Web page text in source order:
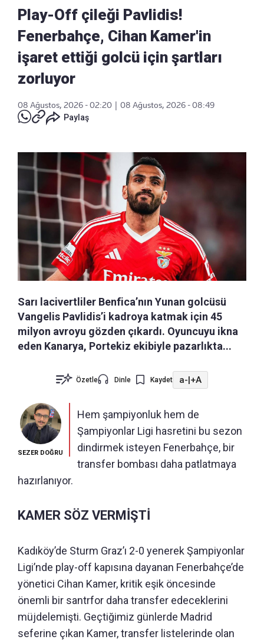
Play-Off çileği Pavlidis!
Fenerbahçe, Cihan Kamer'in
işaret ettiği golcü için şartları
zorluyor
08 Ağustos, 2026 - 02:20
08 Ağustos, 2026 - 08:49
Paylaş
Sarı lacivertliler Benfica’nın Yunan golcüsü
Vangelis Pavlidis’i kadroya katmak için 45
milyon avroyu gözden çıkardı. Oyuncuyu ikna
eden Kanarya, Portekiz ekibiyle pazarlıkta...
Özetle Dinle Kaydet a-|+A
SEZER DOĞRU
Hem şampiyonluk hem de
Şampiyonlar Ligi hasretini bu sezon
dindirmek isteyen Fenerbahçe, bir
transfer bombası daha patlatmaya
hazırlanıyor.
KAMER SÖZ VERMİŞTİ
Kadıköy’de Sturm Graz’ı 2-0 yenerek Şampiyonlar
Ligi’nde play-off kapısına dayanan Fenerbahçe’de
yönetici Cihan Kamer, kritik eşik öncesinde
önemli bir santrfor daha transfer edeceklerini
müjdelemişti. Geçtiğimiz günlerde Madrid
seferine çıkan Kamer, transfer listelerinde olan